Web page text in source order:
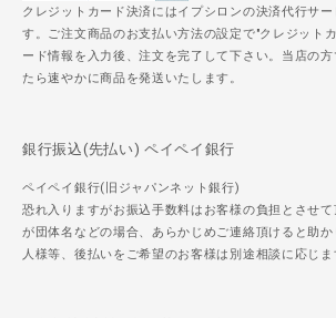
クレジットカード決済にはイプシロンの決済代行サー
す。ご注文商品のお支払い方法の設定で"クレジット
ード情報を入力後、注文を完了して下さい。当店の
たら速やかに商品を発送いたします。
銀行振込(先払い) ペイペイ銀行
ペイペイ銀行(旧ジャパンネット銀行)
恐れ入りますがお振込手数料はお客様の負担とさせ
が団体名などの場合、あらかじめご連絡頂けると助
人様等、後払いをご希望のお客様は別途相談に応じ